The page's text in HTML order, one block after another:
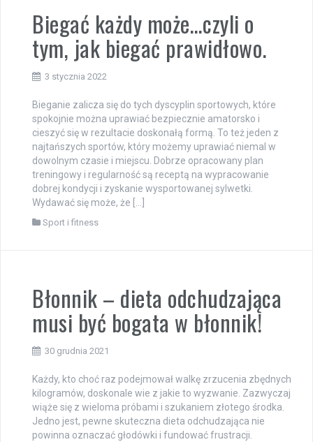
Biegać każdy może…czyli o
tym, jak biegać prawidłowo.
3 stycznia 2022
Bieganie zalicza się do tych dyscyplin sportowych, które
spokojnie można uprawiać bezpiecznie amatorsko i
cieszyć się w rezultacie doskonałą formą. To też jeden z
najtańszych sportów, który możemy uprawiać niemal w
dowolnym czasie i miejscu. Dobrze opracowany plan
treningowy i regularność są receptą na wypracowanie
dobrej kondycji i zyskanie wysportowanej sylwetki.
Wydawać się może, że […]
Sport i fitness
Błonnik – dieta odchudzająca
musi być bogata w błonnik!
30 grudnia 2021
Każdy, kto choć raz podejmował walkę zrzucenia zbędnych
kilogramów, doskonale wie z jakie to wyzwanie. Zazwyczaj
wiąże się z wieloma próbami i szukaniem złotego środka.
Jedno jest, pewne skuteczna dieta odchudzająca nie
powinna oznaczać głodówki i fundować frustracji.